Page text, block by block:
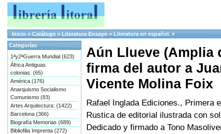
Inicio » Catálogo » Literatura Ensayo » Literatura en español. »
Aún Llueve (Amplia
firma del autor a
Vicente Molina Foix
Rafael Inglada Ediciones., Primera
Rustica de editorial ilustrada con
Dedicado y firmado a Tono
Categorías
1ªy2ªGuerra Mundial (623)
África Antiguas
colonias: (65)
América (176)
Anarquismo Socialismo
Comunismo (83)
Artes Arquitectura: (1422)
Barcelona (366)
Biografía Memorias (689)
Bibliofilia Imprenta (272)